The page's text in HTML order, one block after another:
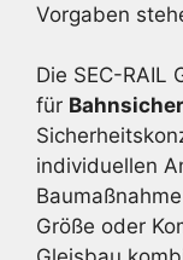
Vorgaben
Die SEC-RAIL
für
individuellen
Größe oder